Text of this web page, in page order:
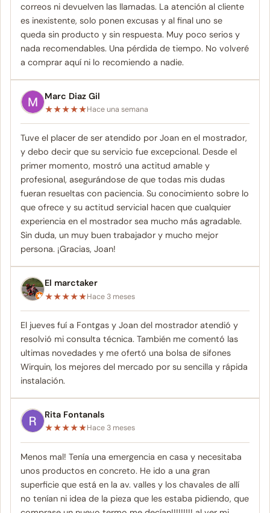
correos ni devuelven las llamadas. La atención al cliente
es inexistente, solo ponen excusas y al final uno se
queda sin producto y sin respuesta. Muy poco serios y
nada recomendables. Una pérdida de tiempo. No volveré
a comprar aquí ni lo recomiendo a nadie.
Marc Diaz Gil
★★★★★Hace una semana
Tuve el placer de ser atendido por Joan en el mostrador,
y debo decir que su servicio fue excepcional. Desde el
primer momento, mostró una actitud amable y
profesional, asegurándose de que todas mis dudas
fueran resueltas con paciencia. Su conocimiento sobre lo
que ofrece y su actitud servicial hacen que cualquier
experiencia en el mostrador sea mucho más agradable.
Sin duda, un muy buen trabajador y mucho mejor
persona. ¡Gracias, Joan!
El marctaker
★★★★★Hace 3 meses
El jueves fuí a Fontgas y Joan del mostrador atendió y
resolvió mi consulta técnica. También me comentó las
ultimas novedades y me ofertó una bolsa de sifones
Wirquin, los mejores del mercado por su sencilla y rápida
instalación.
Rita Fontanals
★★★★★Hace 3 meses
Menos mal! Tenía una emergencia en casa y necesitaba
unos productos en concreto. He ido a una gran
superficie que está en la av. valles y los chavales de allí
no tenían ni idea de la pieza que les estaba pidiendo, que